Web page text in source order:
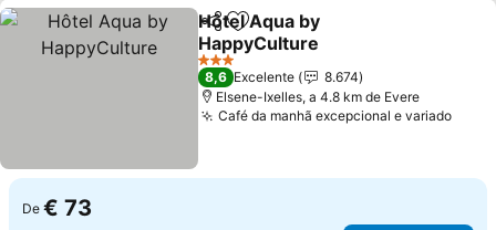
PartilharAdicionar aos favoritos
Hôtel Aqua by
HappyCulture
3 Estrelas
8,6 Excelente
8.674
Elsene-Ixelles, a 4.8 km de Evere
Café da manhã excepcional e variado
De € 73